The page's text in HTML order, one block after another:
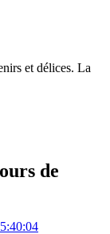
et délices. La
de